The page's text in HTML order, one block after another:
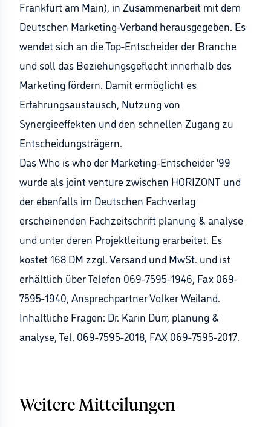
Frankfurt am Main), in Zusammenarbeit mit dem
Deutschen Marketing-Verband herausgegeben. Es
wendet sich an die Top-Entscheider der Branche
und soll das Beziehungsgeflecht innerhalb des
Marketing fördern. Damit ermöglicht es
Erfahrungsaustausch, Nutzung von
Synergieeffekten und den schnellen Zugang zu
Entscheidungsträgern.
Das Who is who der Marketing-Entscheider '99
wurde als joint venture zwischen HORIZONT und
der ebenfalls im Deutschen Fachverlag
erscheinenden Fachzeitschrift planung & analyse
und unter deren Projektleitung erarbeitet. Es
kostet 168 DM zzgl. Versand und MwSt. und ist
erhältlich über Telefon 069-7595-1946, Fax 069-
7595-1940, Ansprechpartner Volker Weiland.
Inhaltliche Fragen: Dr. Karin Dürr, planung &
analyse, Tel. 069-7595-2018, FAX 069-7595-2017.
Weitere Mitteilungen